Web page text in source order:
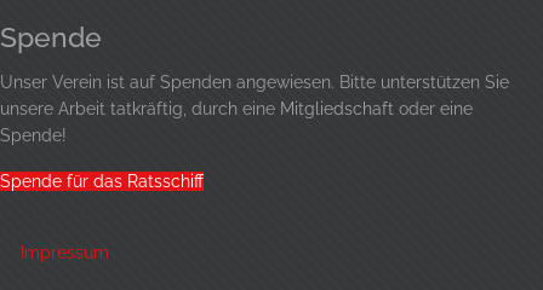
Spende
Unser Verein ist auf Spenden angewiesen. Bitte unterstützen Sie
unsere Arbeit tatkräftig, durch eine Mitgliedschaft oder eine
Spende!
Spende für das Ratsschiff
Impressum